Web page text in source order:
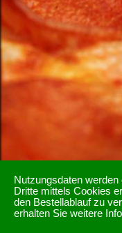
Nutzungsdaten
Dritte mittels Cookies
den Bestellablauf zu
erhalten Sie weitere